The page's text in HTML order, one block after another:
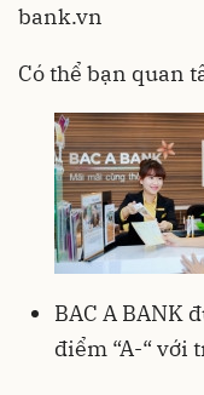
bank.vn
Có thể bạn quan
BAC A BANK
điểm “A-“ với